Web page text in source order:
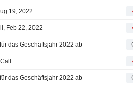
19, 2022
Feb 22, 2022
das Geschäftsjahr 2022 ab
das Geschäftsjahr 2022 ab